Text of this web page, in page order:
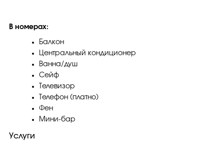
В номерах:
Балкон
Центральный кондиционер
Ванна/душ
Сейф
Телевизор
Телефон (платно)
Фен
Мини-бар
Услуги